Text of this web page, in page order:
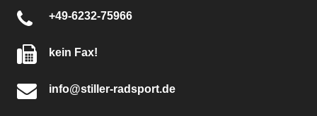
+49-6232-75966
kein Fax!
info@stiller-radsport.de